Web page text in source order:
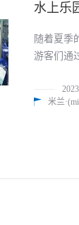
水上乐
随着夏季
游客们通
米兰